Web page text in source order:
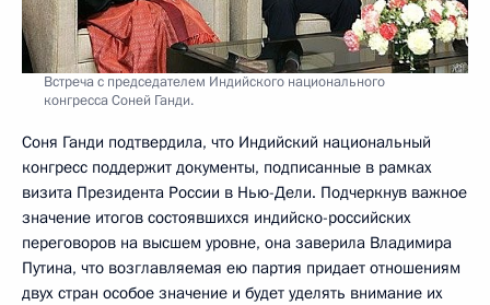
Встреча с председателем Индийского национального
конгресса Соней Ганди.
Соня Ганди подтвердила, что Индийский национальный
конгресс поддержит документы, подписанные в рамках
визита Президента России в Нью-Дели. Подчеркнув важное
значение итогов состоявшихся индийско-российских
переговоров на высшем уровне, она заверила Владимира
Путина, что возглавляемая ею партия придает отношениям
двух стран особое значение и будет уделять внимание их